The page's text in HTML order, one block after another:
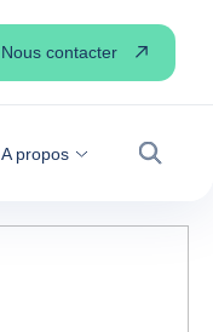
A propos
Nous contacter